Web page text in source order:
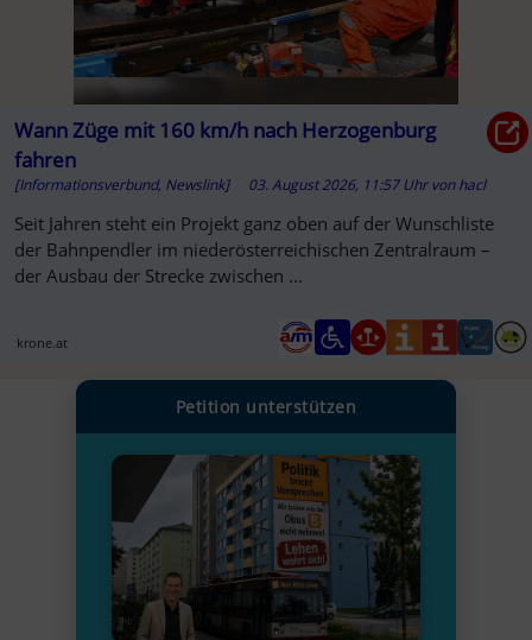
Wann Züge mit 160 km/h nach Herzogenburg
fahren
[Informationsverbund, Newslink] 03. August 2026, 11:57 Uhr vonhacl
Seit Jahren steht ein Projekt ganz oben auf der Wunschliste
der Bahnpendler im niederösterreichischen Zentralraum –
der Ausbau der Strecke zwischen ...
krone.at
Petition unterstützen